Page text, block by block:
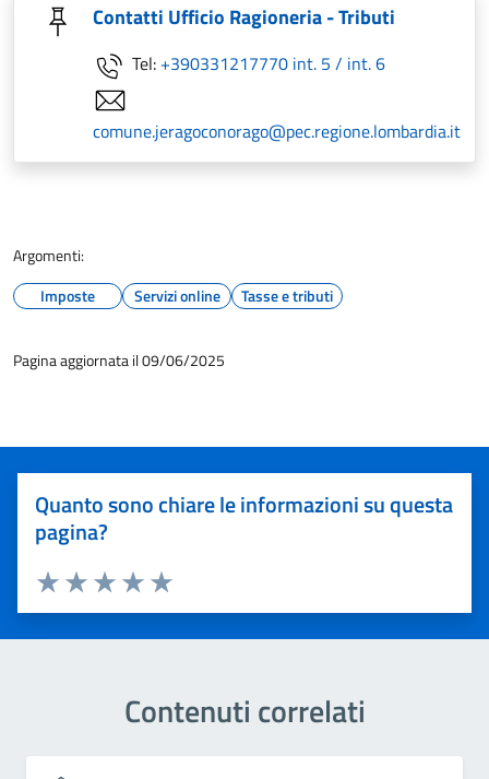
Contatti Ufficio Ragioneria - Tributi
Tel: +390331217770 int. 5 / int. 6
comune.jeragoconorago@pec.regione.lombardia.it
Argomenti:
Imposte
Servizi online Tasse e tributi
Pagina aggiornata il 09/06/2025
Quanto sono chiare le informazioni su questa
pagina?
Valuta 5 stelle su 5
Valuta 4 stelle su 5
Valuta 3 stelle su 5
Valuta 2 stelle su 5
Valuta 1 stelle su 5
Contenuti correlati